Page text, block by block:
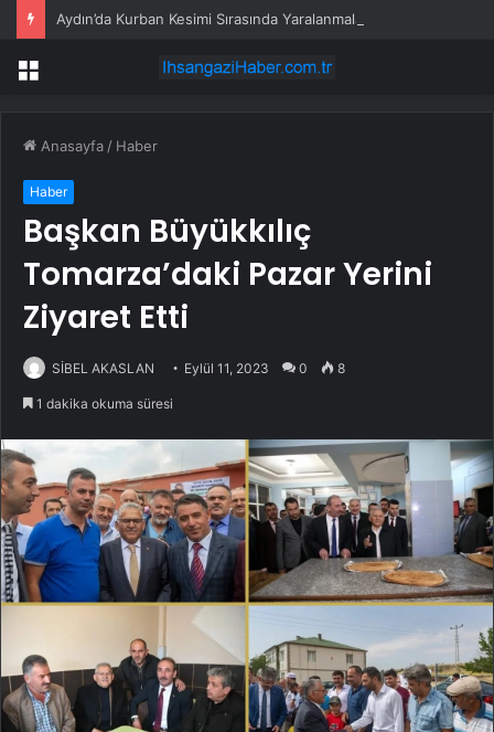
Aydın’da Kurban Kesimi Sırasında Yaralanmalar
Menü
Anasayfa / Haber
Haber
Başkan Büyükkılıç
Tomarza’daki Pazar Yerini
Ziyaret Etti
SİBEL AKASLAN Eylül 11, 2023 0 8
1 dakika okuma süresi